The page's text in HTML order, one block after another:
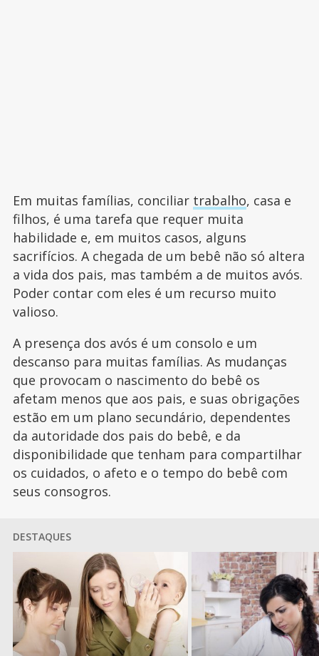
Em muitas famílias, conciliar trabalho, casa e
filhos, é uma tarefa que requer muita
habilidade e, em muitos casos, alguns
sacrifícios. A chegada de um bebê não só altera
a vida dos pais, mas também a de muitos avós.
Poder contar com eles é um recurso muito
valioso.
A presença dos avós é um consolo e um
descanso para muitas famílias. As mudanças
que provocam o nascimento do bebê os
afetam menos que aos pais, e suas obrigações
estão em um plano secundário, dependentes
da autoridade dos pais do bebê, e da
disponibilidade que tenham para compartilhar
os cuidados, o afeto e o tempo do bebê com
seus consogros.
DESTAQUES